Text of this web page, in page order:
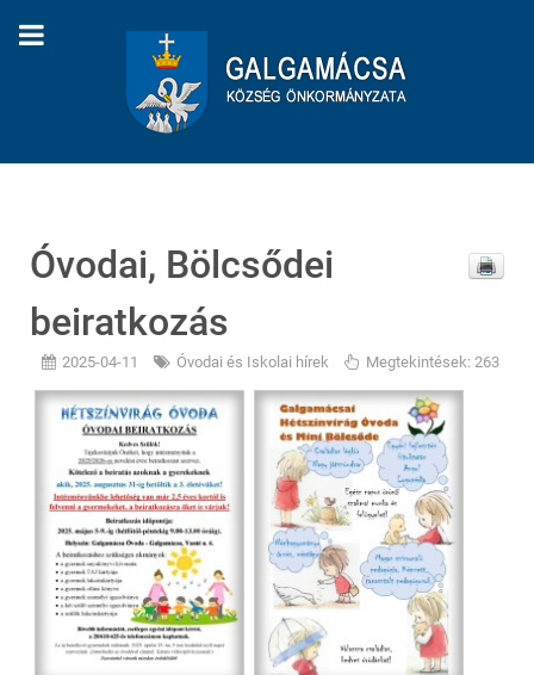
Óvodai, Bölcsődei
beiratkozás
2025-04-11 Óvodai és Iskolai hírek Megtekintések: 263